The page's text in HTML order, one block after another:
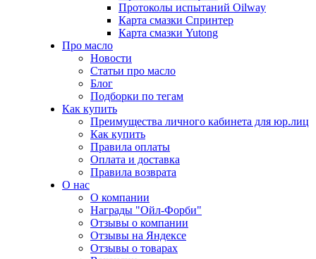
Протоколы испытаний Oilway
Карта смазки Спринтер
Карта смазки Yutong
Про масло
Новости
Статьи про масло
Блог
Подборки по тегам
Как купить
Преимущества личного кабинета для юр.лиц
Как купить
Правила оплаты
Оплата и доставка
Правила возврата
О нас
О компании
Награды "Ойл-Форби"
Отзывы о компании
Отзывы на Яндексе
Отзывы о товарах